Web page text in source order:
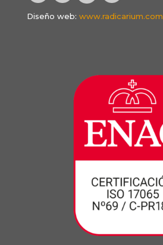
Diseño web: www.radicarium.com